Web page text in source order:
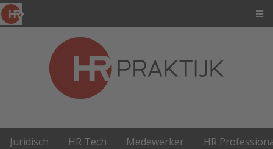
Juridisch HR Tech Medewerker
HR